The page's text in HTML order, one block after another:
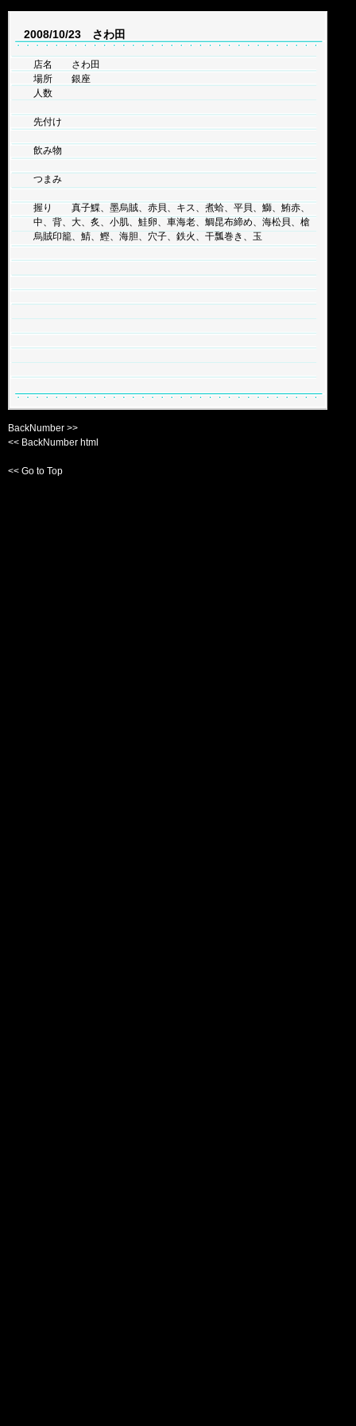
2008/10/23 さわ田
店名 さわ田
場所 銀座
人数
先付け
飲み物
つまみ
握り 真子鰈、墨烏賊、赤貝、キス、煮蛤、平貝、鰤、鮪赤、
中、背、大、炙、小肌、鮭卵、車海老、鯛昆布締め、海松貝、槍
烏賊印籠、鯖、鰹、海胆、穴子、鉄火、干瓢巻き、玉
BackNumber >>
<< BackNumber html
<< Go to Top